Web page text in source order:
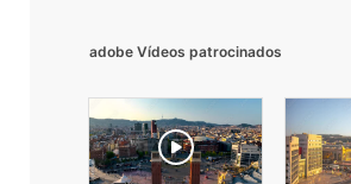
adobe Vídeos patrocinados